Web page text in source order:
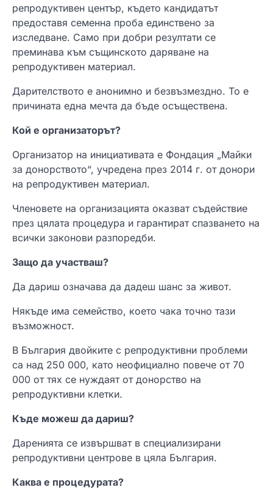
репродуктивен център, където кандидатът
предоставя семенна проба единствено за
изследване. Само при добри резултати се
преминава към същинското даряване на
репродуктивен материал.
Дарителството е анонимно и безвъзмездно. То е
причината една мечта да бъде осъществена.
Кой е организаторът?
Организатор на инициативата е Фондация „Майки
за донорството“, учредена през 2014 г. от донори
на репродуктивен материал.
Членовете на организацията оказват съдействие
през цялата процедура и гарантират спазването на
всички законови разпоредби.
Защо да участваш?
Да дариш означава да дадеш шанс за живот.
Някъде има семейство, което чака точно тази
възможност.
В България двойките с репродуктивни проблеми
са над 250 000, като неофициално повече от 70
000 от тях се нуждаят от донорство на
репродуктивни клетки.
Къде можеш да дариш?
Даренията се извършват в специализирани
репродуктивни центрове в цяла България.
Каква е процедурата?